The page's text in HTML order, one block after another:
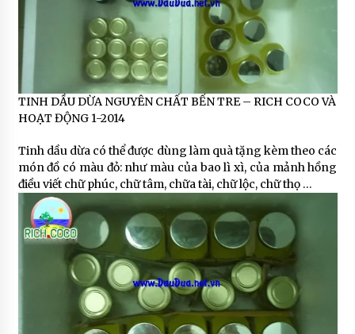
TINH DẦU DỪA NGUYÊN CHẤT BẾN TRE – RICH COCO VÀ
HOẠT ĐỘNG 1-2014
Tinh dầu dừa có thể được dùng làm quà tặng kèm theo các
món đồ có màu đỏ: như màu của bao lì xì, của mảnh hồng
điều viết chữ phúc, chữ tâm, chữa tài, chữ lộc, chữ thọ …